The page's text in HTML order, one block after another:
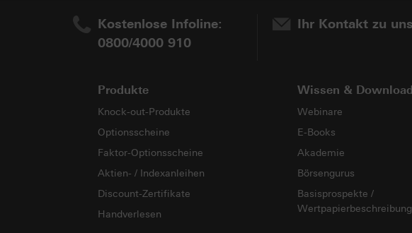
Kostenlose Infoline:
0800/4000 910
Ihr Kontakt zu uns
Produkte
Knock-out-Produkte
Optionsscheine
Faktor-Optionsscheine
Aktien- / Indexanleihen
Discount-Zertifikate
Handverlesen
Wissen &
Webinare
E-Books
Akademie
Börsengurus
Basisprospekte /